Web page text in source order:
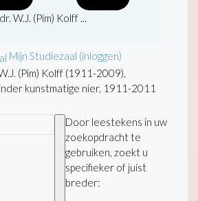
W.J. (Pim) Kolff ...
Mijn Studiezaal (inloggen)
(Pim) Kolff (1911-2009),
kunstmatige nier, 1911-2011
Door leestekens in uw
zoekopdracht te
gebruiken, zoekt u
specifieker of juist
breder: